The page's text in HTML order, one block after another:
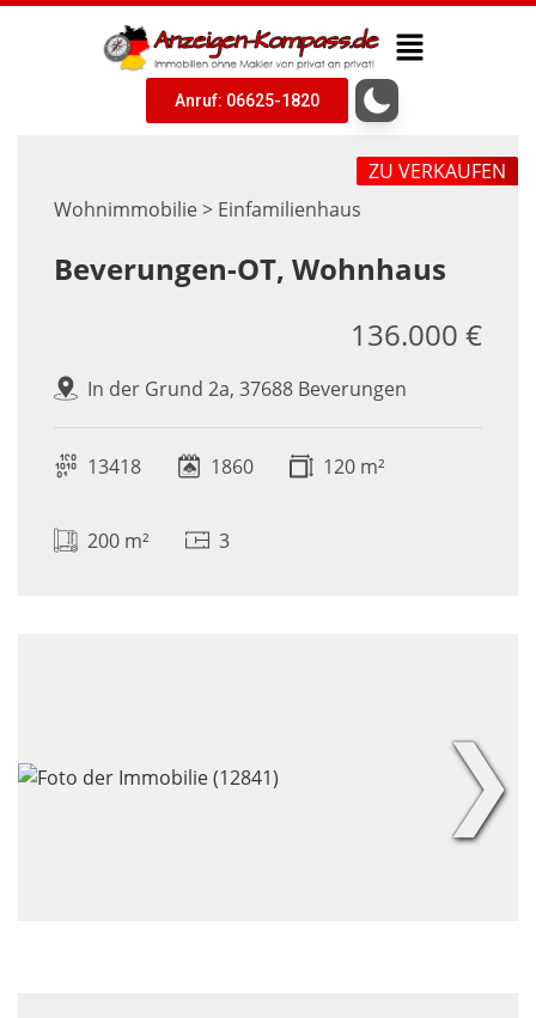
Anruf: 06625-1820
Wohnimmobilie > Einfamilienhaus
ZU VERKAUFEN
Beverungen-OT, Wohnhaus
In der Grund 2a, 37688 Beverungen
136.000 €
13418 1860 120 m²
200 m² 3
❯